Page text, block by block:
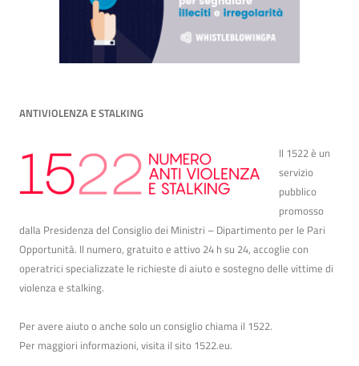
ANTIVIOLENZA E STALKING
Il 1522 è un
servizio
pubblico
promosso
dalla Presidenza del Consiglio dei Ministri – Dipartimento per le Pari
Opportunità. Il numero, gratuito e attivo 24 h su 24, accoglie con
operatrici specializzate le richieste di aiuto e sostegno delle vittime di
violenza e stalking.
Per avere aiuto o anche solo un consiglio chiama il 1522.
Per maggiori informazioni, visita il sito 1522.eu.